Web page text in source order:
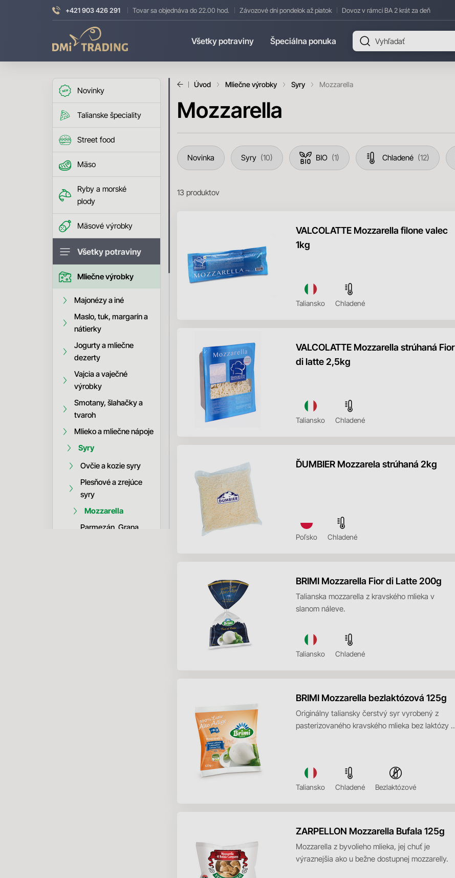
+421 903 426 291 Tovar sa objednáva do 22.00 hod. Závozové dni pondelok až piatok Dovoz v rámci BA 2 krát za deň
Trading
Všetky potraviny Špeciálna ponuka
Novinky
Talianske špeciality
Street food
Mäso
Ryby a morské
plody
Mäsové výrobky
Všetky potraviny
Mliečne výrobky
Majonézy a iné
Maslo, tuk, margarín a
nátierky
Jogurty a mliečne
dezerty
Vajcia a vaječné
výrobky
Smotany, šlahačky a
tvaroh
Mlieko a mliečne nápoje
Syry
Ovčie a kozie syry
Plesňové a zrejúce
syry
Mozzarella
Parmezán, Grana
Úvod Mliečne výrobky Syry Mozzarella
Mozzarella
Novinka Syry 10 BIO 1 Chladené 12
13 produktov
VALCOLATTE Mozzarella filone valec
1kg
Chladené
Taliansko
VALCOLATTE Mozzarella strúhaná Fior
di latte 2,5kg
Chladené
Taliansko
ĎUMBIER Mozzarela strúhaná 2kg
Chladené
Poľsko
BRIMI Mozzarella Fior di Latte 200g
Talianska mozzarella z kravského mlieka v
slanom náleve.
Chladené
Taliansko
BRIMI Mozzarella bezlaktózová 125g
Originálny taliansky čerstvý syr vyrobený z
pasterizovaného kravského mlieka bez laktózy v
Chladené Bezlaktózové
Taliansko
ZARPELLON Mozzarella Bufala 125g
Mozzarella z byvolieho mlieka, jej chuť je
výraznejšia ako u bežne dostupnej mozzarelly.